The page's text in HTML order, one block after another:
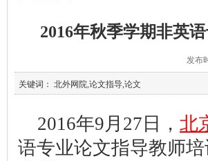
2016年秋季学期非英
发布
关键词： 北外网院,论文指导,论文
2016年9月27日， 北
语专业论文指导教师